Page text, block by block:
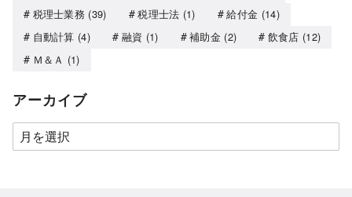
税理士業務 (39) 税理士法 (1) 給付金 (14)
自動計算 (4) 融資 (1) 補助金 (2) 飲食店 (12)
Ｍ＆Ａ (1)
アーカイブ